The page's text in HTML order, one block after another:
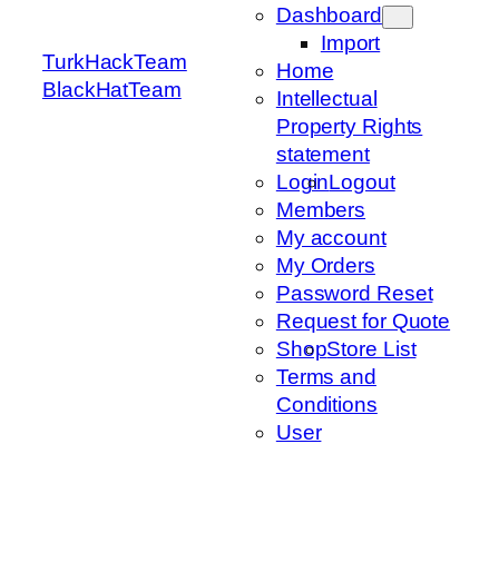
TurkHackTeam
BlackHatTeam
Dashboard
Import
Home
Intellectual
Property Rights
statement
LoginLogout
Members
My account
My Orders
Password Reset
Request for Quote
ShopStore List
Terms and
Conditions
User